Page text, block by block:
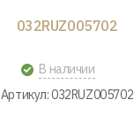
032RUZ005702
В наличии
Артикул: 032RUZ005702